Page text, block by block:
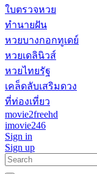
ใบตรวจหวย
ทำนายฝัน
หวยบางกอกทูเดย์
หวยเดลินิวส์
หวยไทยรัฐ
เคล็ดลับเสริมดวง
ที่ท่องเที่ยว
movie2freehd
imovie246
Sign in
Sign up